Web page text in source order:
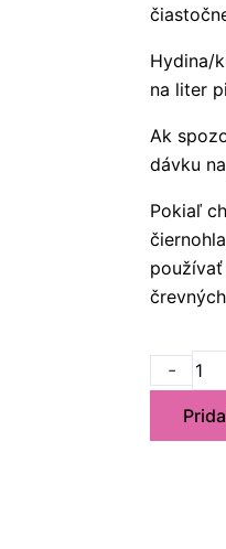
Hydina/
na liter
Ak
dávku
Pokiaľ
-
množstvo
redukcia